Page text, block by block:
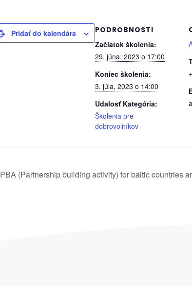
Pridať do kalendára
PODROBNOSTI
Začiatok školenia:
29. júna, 2023 o 17:00
Koniec školenia:
3. júla, 2023 o 14:00
Udalosť Kategória:
Školenia pre
dobrovoľníkov
PBA (Partnership building activity) for baltic countries